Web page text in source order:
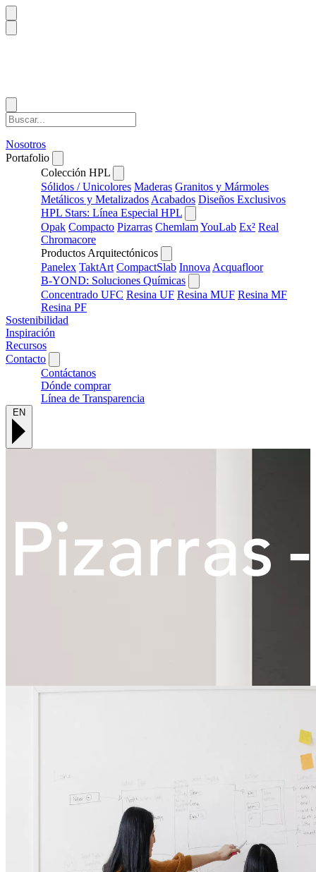
Nosotros
Portafolio
Colección HPL
Sólidos / Unicolores Maderas Granitos y Mármoles
Metálicos y Metalizados Acabados Diseños Exclusivos
HPL Stars: Línea Especial HPL
Opak Compacto Pizarras ChemlamYouLab Ex² Real
Chromacore
Productos Arquitectónicos
Panelex TaktArt CompactSlab Innova Acquafloor
B-YOND: Soluciones Químicas
Concentrado UFC Resina UF Resina MUF Resina MF
Resina PF
Sostenibilidad
Inspiración
Recursos
Contacto
Contáctanos
Dónde comprar
Línea de Transparencia
EN